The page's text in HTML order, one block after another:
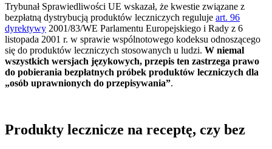
Trybunał Sprawiedliwości UE wskazał, że kwestie związane z
bezpłatną dystrybucją produktów leczniczych reguluje art. 96
dyrektywy 2001/83/WE Parlamentu Europejskiego i Rady z 6
listopada 2001 r. w sprawie wspólnotowego kodeksu odnoszącego
się do produktów leczniczych stosowanych u ludzi. W niemal
wszystkich wersjach językowych, przepis ten zastrzega prawo
do pobierania bezpłatnych próbek produktów leczniczych dla
„osób uprawnionych do przepisywania”.
Produkty lecznicze na receptę, czy bez